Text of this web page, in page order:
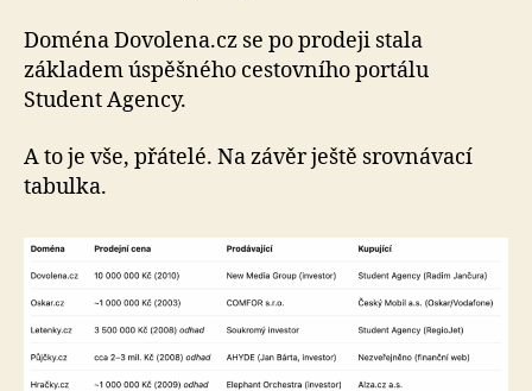
Doména Dovolena.cz se po prodeji stala
základem úspěšného cestovního portálu
Student Agency.
A to je vše, přátelé. Na závěr ještě srovnávací
tabulka.